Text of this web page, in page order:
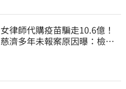
女律師代購疫苗騙走10.6億！
慈濟多年未報案原因曝：檢警